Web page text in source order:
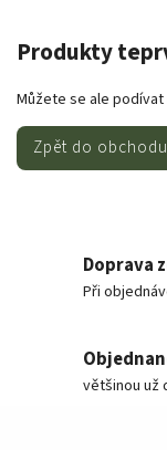
Produkty
Můžete se ale
Zpět do obchodu
Doprava
Při
většinou už